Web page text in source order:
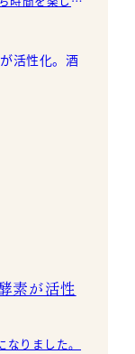
素が活性
りました。